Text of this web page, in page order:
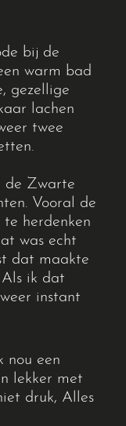
bij de
warm bad
gezellige
lachen
twee
de Zwarte
Vooral de
herdenken
was echt
dat maakte
ik dat
instant
nou een
lekker met
druk, Alles